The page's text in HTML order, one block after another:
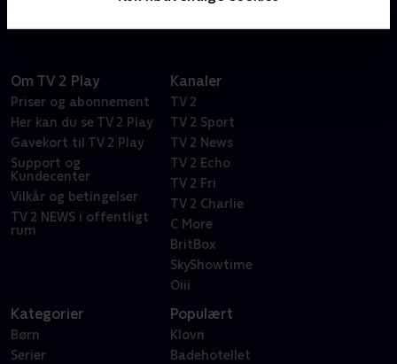
Om TV 2 Play
Priser og abonnement
Her kan du se TV 2 Play
Gavekort til TV 2 Play
Support og
Kundecenter
Vilkår og betingelser
TV 2 NEWS i offentligt
rum
Kanaler
TV 2
TV 2 Sport
TV 2 News
TV 2 Echo
TV 2 Fri
TV 2 Charlie
C More
BritBox
SkyShowtime
Oiii
Kategorier
Børn
Serier
Populært
Klovn
Badehotellet